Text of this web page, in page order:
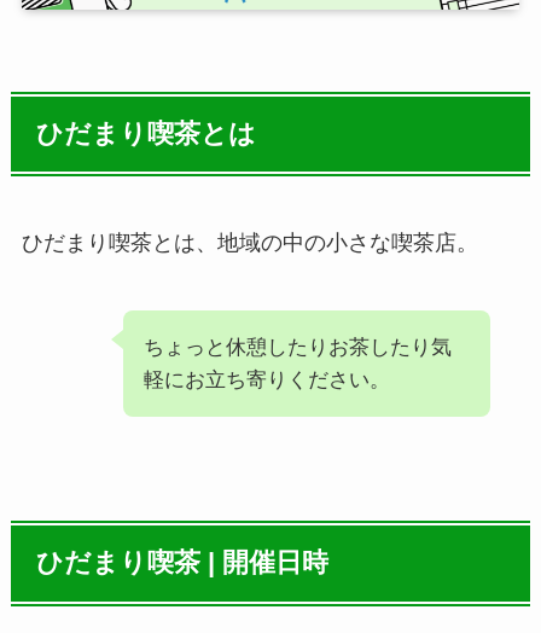
ひだまり喫茶とは
ひだまり喫茶とは、地域の中の小さな喫茶店。
ちょっと休憩したりお茶したり気
軽にお立ち寄りください。
ひだまり喫茶 | 開催日時